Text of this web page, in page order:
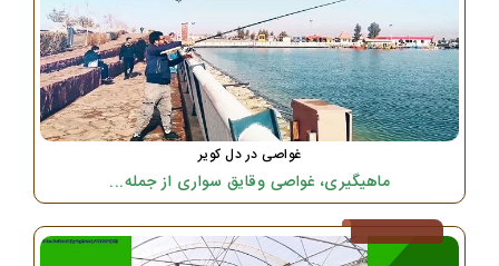
غواصی در دل کویر
ماهیگیری، غواصی وقایق سواری از جمله...